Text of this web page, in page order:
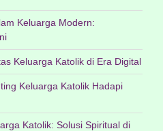
Keluarga Modern:
Keluarga Katolik di Era Digital
Keluarga Katolik Hadapi
Katolik: Solusi Spiritual di